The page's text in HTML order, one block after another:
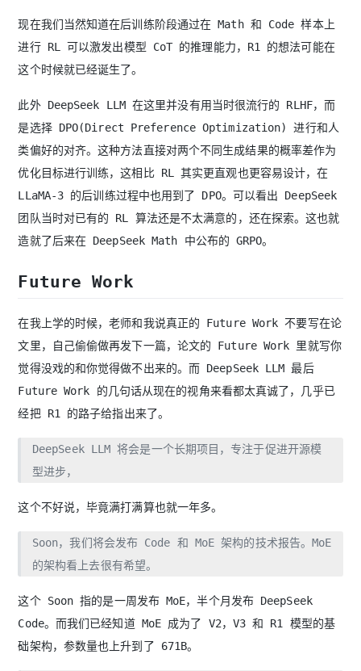
现在我们当然知道在后训练阶段通过在 Math 和 Code 样本上
进行 RL 可以激发出模型 CoT 的推理能力，R1 的想法可能在
这个时候就已经诞生了。
此外 DeepSeek LLM 在这里并没有用当时很流行的 RLHF，而
是选择 DPO(Direct Preference Optimization) 进行和人
类偏好的对齐。这种方法直接对两个不同生成结果的概率差作为
优化目标进行训练，这相比 RL 其实更直观也更容易设计，在
LLaMA-3 的后训练过程中也用到了 DPO。可以看出 DeepSeek
团队当时对已有的 RL 算法还是不太满意的，还在探索。这也就
造就了后来在 DeepSeek Math 中公布的 GRPO。
Future Work
在我上学的时候，老师和我说真正的 Future Work 不要写在论
文里，自己偷偷做再发下一篇，论文的 Future Work 里就写你
觉得没戏的和你觉得做不出来的。而 DeepSeek LLM 最后
Future Work 的几句话从现在的视角来看都太真诚了，几乎已
经把 R1 的路子给指出来了。
DeepSeek LLM 将会是一个长期项目，专注于促进开源模
型进步，
这个不好说，毕竟满打满算也就一年多。
Soon，我们将会发布 Code 和 MoE 架构的技术报告。MoE
的架构看上去很有希望。
这个 Soon 指的是一周发布 MoE，半个月发布 DeepSeek
Code。而我们已经知道 MoE 成为了 V2，V3 和 R1 模型的基
础架构，参数量也上升到了 671B。